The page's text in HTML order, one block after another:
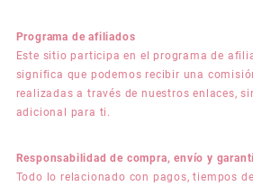
Programa de afiliados
Este sitio participa en el programa de
significa que podemos recibir una
realizadas a través de nuestros enlaces,
adicional para ti.
Responsabilidad de compra, envío y
Todo lo relacionado con pagos, tiempos